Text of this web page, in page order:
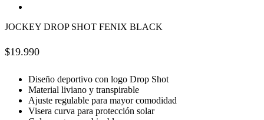
JOCKEY DROP SHOT FENIX BLACK
$19.990
Diseño deportivo con logo Drop Shot
Material liviano y transpirable
Ajuste regulable para mayor comodidad
Visera curva para protección solar